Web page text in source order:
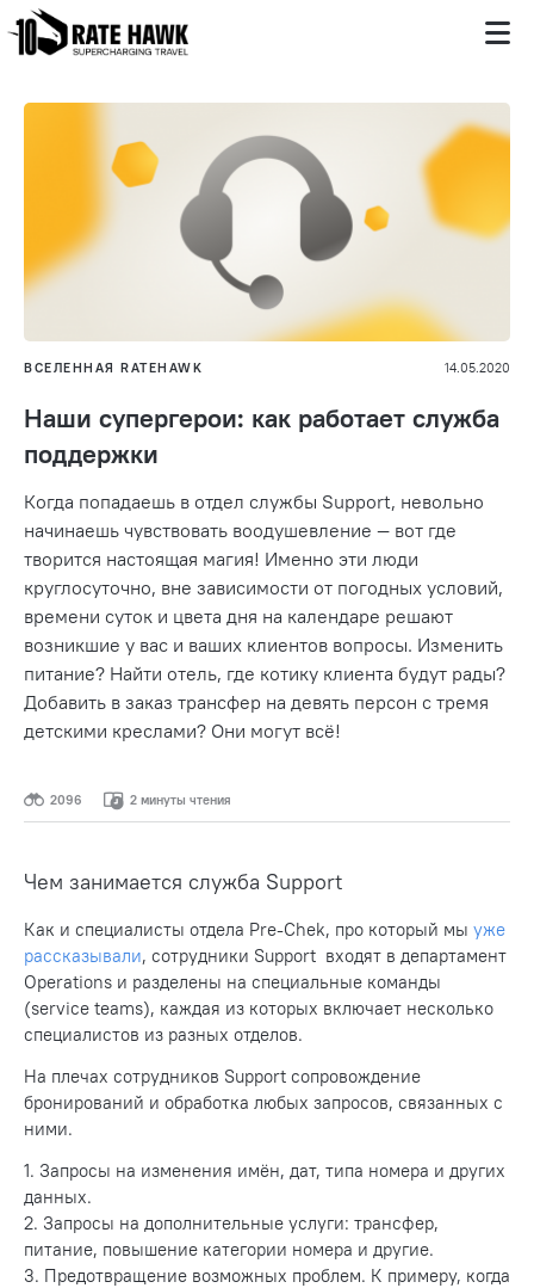
ВСЕЛЕННАЯ RATEHAWK 14.05.2020
Наши супергерои: как работает служба
поддержки
Когда попадаешь в отдел службы Support, невольно
начинаешь чувствовать воодушевление — вот где
творится настоящая магия! Именно эти люди
круглосуточно, вне зависимости от погодных условий,
времени суток и цвета дня на календаре решают
возникшие у вас и ваших клиентов вопросы. Изменить
питание? Найти отель, где котику клиента будут рады?
Добавить в заказ трансфер на девять персон с тремя
детскими креслами? Они могут всё!
2096 2 минуты чтения
Чем занимается служба Support
Как и специалисты отдела Pre-Chek, про который мы уже
рассказывали, сотрудники Support входят в департамент
Operations и разделены на специальные команды
(service teams), каждая из которых включает несколько
специалистов из разных отделов.
На плечах сотрудников Support сопровождение
бронирований и обработка любых запросов, связанных с
ними.
1. Запросы на изменения имён, дат, типа номера и других
данных.
2. Запросы на дополнительные услуги: трансфер,
питание, повышение категории номера и другие.
3. Предотвращение возможных проблем. К примеру, когда